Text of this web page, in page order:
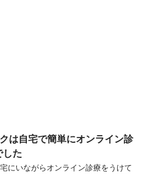
は自宅で簡単にオンライン診
した
にいながらオンライン診療をうけて